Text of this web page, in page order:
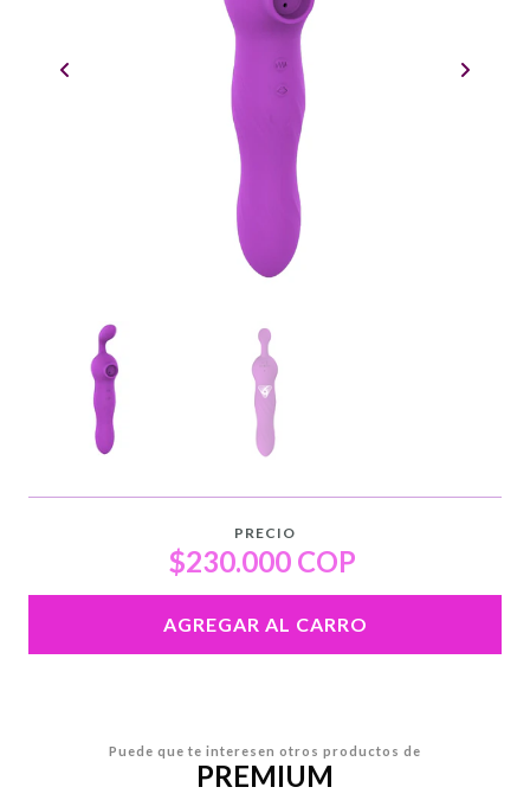
PRECIO
$230.000 COP
AGREGAR AL CARRO
Puede que te interesen otros productos de
PREMIUM